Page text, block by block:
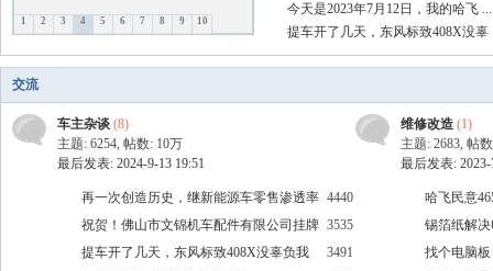
飞
1 2 3 4 5 6 7 8 9 10
今天是2023年7月12日，我的哈飞 ...
提车开了几天，东风标致408X没辜
交流
车主杂谈 (8)
主题: 6254, 帖数: 10万
最后发表: 2024-9-13 19:51
4440
再一次创造历史，继新能源车零售渗透率
突破50%后，上险渗透率也首次突破50%
3535
祝贺！佛山市文锦机车配件有限公司挂牌
上市
3491
提车开了几天，东风标致408X没辜负我
维修改造 (1)
主题: 2683, 帖
最后发表: 2023-
哈飞民意
锡箔纸解
找个电脑